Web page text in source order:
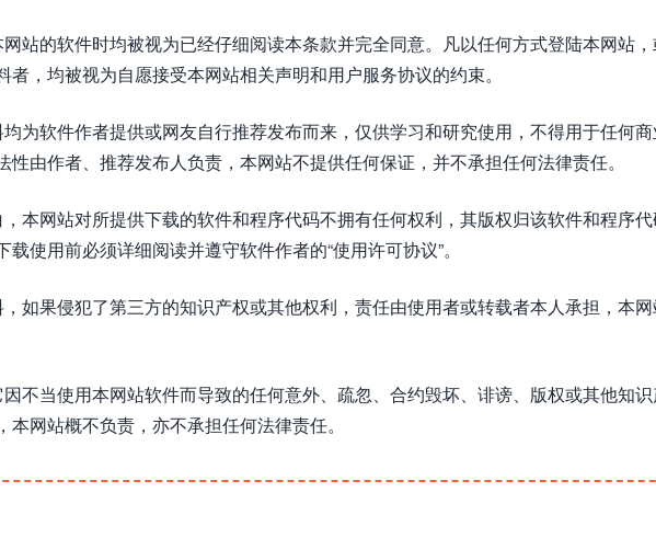
站的软件时均被视为已经仔细阅读本条款并完全同意。凡以任何方式登陆本网站
，均被视为自愿接受本网站相关声明和用户服务协议的约束。
为软件作者提供或网友自行推荐发布而来，仅供学习和研究使用，不得用于任何
由作者、推荐发布人负责，本网站不提供任何保证，并不承担任何法律责任。
本网站对所提供下载的软件和程序代码不拥有任何权利，其版权归该软件和程序
使用前必须详细阅读并遵守软件作者的“使用许可协议”。
如果侵犯了第三方的知识产权或其他权利，责任由使用者或转载者本人承担，本
不当使用本网站软件而导致的任何意外、疏忽、合约毁坏、诽谤、版权或其他知
网站概不负责，亦不承担任何法律责任。